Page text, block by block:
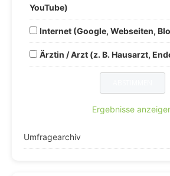
YouTube)
Internet (Google, Webseiten,
Ärztin / Arzt (z. B. Hausarzt,
Ergebnisse
Umfragearchiv